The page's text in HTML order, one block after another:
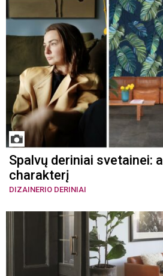
Spalvų deriniai svetainei:
charakterį
DIZAINERIO DERINIAI